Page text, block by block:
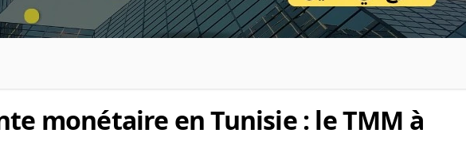
monétaire en Tunisie : le TMM à